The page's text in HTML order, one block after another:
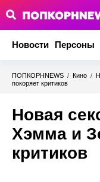
Новости Персоны
ПОПКОРНNEWS / Кино /
покоряет критиков
Новая
Хэмма и
критиков